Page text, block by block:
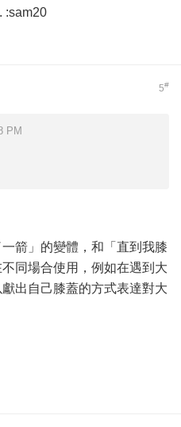
:sam20
5#
PM
箭」的變體，和「直到我膝
同場合使用，例如在遇到大
出自己膝蓋的方式表達對大